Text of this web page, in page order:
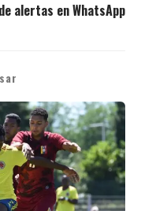
alertas en WhatsApp